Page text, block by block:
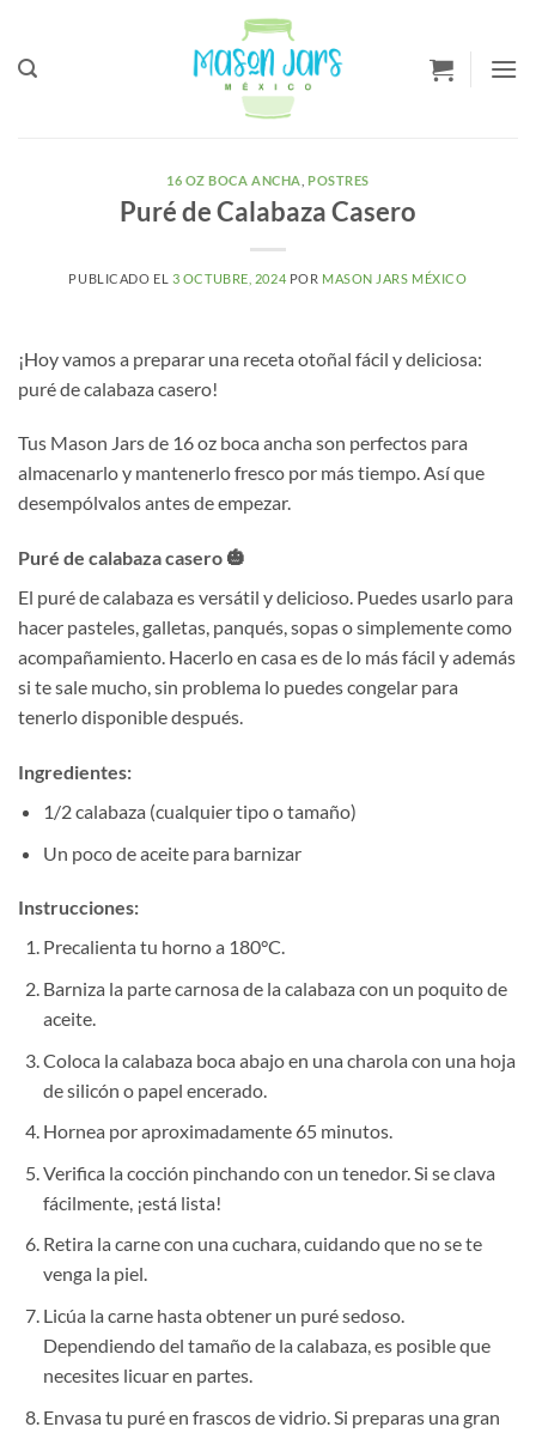
Contenido
16 OZ BOCA ANCHA POSTRES
Puré de Calabaza Casero
PUBLICADO EL 3 OCTUBRE, 2024 POR MASON JARS MÉXICO
¡Hoy vamos a preparar una receta otoñal fácil y deliciosa:
puré de calabaza casero!
Tus Mason Jars de 16 oz boca ancha son perfectos para
almacenarlo y mantenerlo fresco por más tiempo. Así que
desempólvalos antes de empezar.
Puré de calabaza casero 🎃
El puré de calabaza es versátil y delicioso. Puedes usarlo para
hacer pasteles, galletas, panqués, sopas o simplemente como
acompañamiento. Hacerlo en casa es de lo más fácil y además
si te sale mucho, sin problema lo puedes congelar para
tenerlo disponible después.
Ingredientes:
1/2 calabaza (cualquier tipo o tamaño)
Un poco de aceite para barnizar
Instrucciones:
Precalienta tu horno a 180°C.
Barniza la parte carnosa de la calabaza con un poquito de
aceite.
Coloca la calabaza boca abajo en una charola con una hoja
de silicón o papel encerado.
Hornea por aproximadamente 65 minutos.
Verifica la cocción pinchando con un tenedor. Si se clava
fácilmente, ¡está lista!
Retira la carne con una cuchara, cuidando que no se te
venga la piel.
Licúa la carne hasta obtener un puré sedoso.
Dependiendo del tamaño de la calabaza, es posible que
necesites licuar en partes.
Envasa tu puré en frascos de vidrio. Si preparas una gran